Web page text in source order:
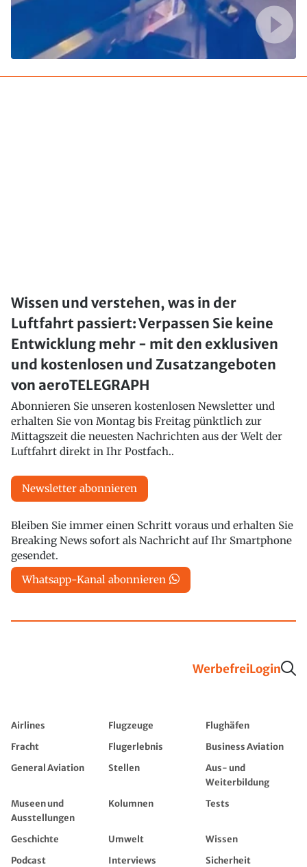
Wissen und verstehen, was in der
Luftfahrt passiert: Verpassen Sie keine
Entwicklung mehr - mit den exklusiven
und kostenlosen und Zusatzangeboten
von aeroTELEGRAPH
Abonnieren Sie unseren kostenlosen Newsletter und
erhalten Sie von Montag bis Freitag pünktlich zur
Mittagszeit die neuesten Nachrichten aus der Welt der
Luftfahrt direkt in Ihr Postfach..
Newsletter abonnieren
Bleiben Sie immer einen Schritt voraus und erhalten Sie
Breaking News sofort als Nachricht auf Ihr Smartphone
gesendet.
Whatsapp-Kanal abonnieren
WerbefreiLogin
Airlines Flugzeuge
Flughäfen
Fracht
Flugerlebnis
Business Aviation
General Aviation
Stellen
Aus- und
Weiterbildung
Museen und
Ausstellungen
Kolumnen Tests
Geschichte Umwelt
Wissen
Podcast
Interviews
Sicherheit